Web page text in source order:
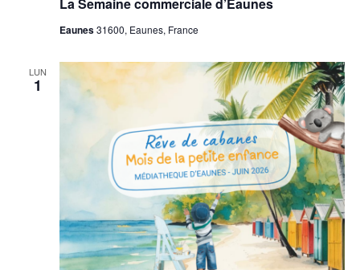
Eaunes31600, Eaunes, France
LUN
1